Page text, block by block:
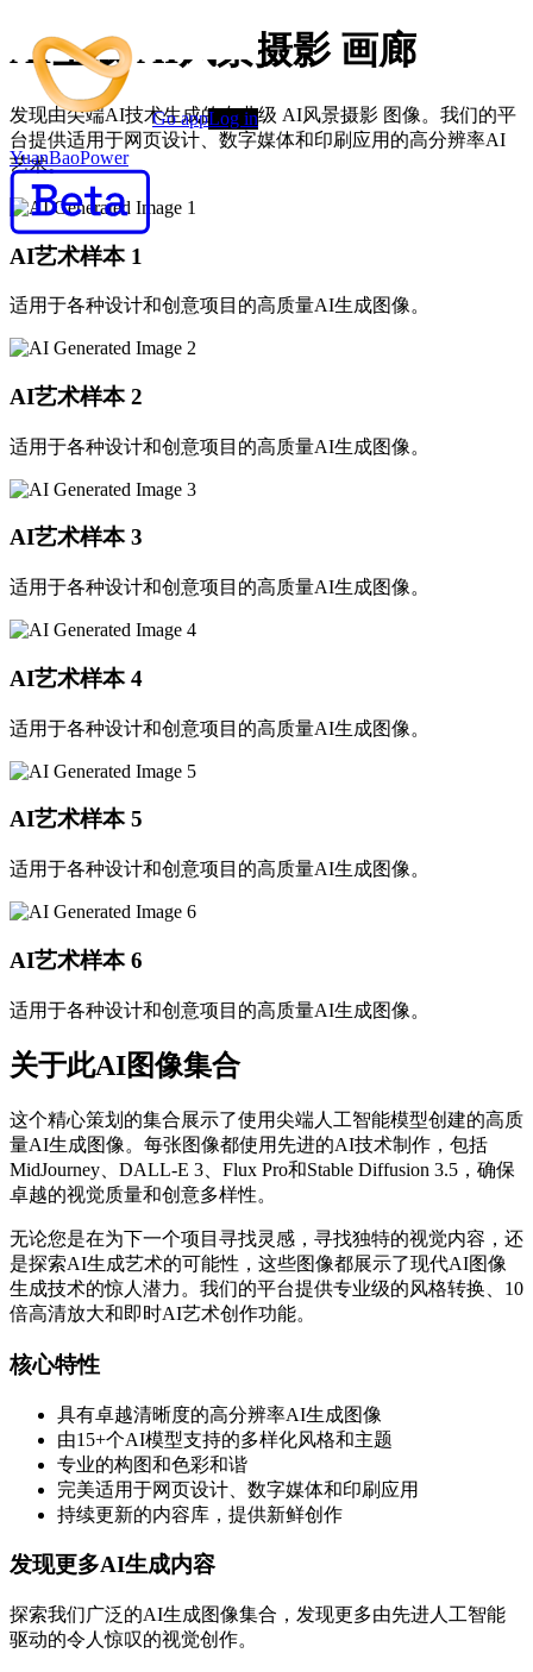
YuanBaoPower
Go appLog in
AI生成 AI风景摄影 画廊
发现由尖端AI技术生成的专业级 AI风景摄影 图像。我们的平
台提供适用于网页设计、数字媒体和印刷应用的高分辨率AI
艺术。
AI艺术样本 1
适用于各种设计和创意项目的高质量AI生成图像。
AI艺术样本 2
适用于各种设计和创意项目的高质量AI生成图像。
AI艺术样本 3
适用于各种设计和创意项目的高质量AI生成图像。
AI艺术样本 4
适用于各种设计和创意项目的高质量AI生成图像。
AI艺术样本 5
适用于各种设计和创意项目的高质量AI生成图像。
AI艺术样本 6
适用于各种设计和创意项目的高质量AI生成图像。
关于此AI图像集合
这个精心策划的集合展示了使用尖端人工智能模型创建的高质
量AI生成图像。每张图像都使用先进的AI技术制作，包括
MidJourney、DALL-E 3、Flux Pro和Stable Diffusion 3.5，确保
卓越的视觉质量和创意多样性。
无论您是在为下一个项目寻找灵感，寻找独特的视觉内容，还
是探索AI生成艺术的可能性，这些图像都展示了现代AI图像
生成技术的惊人潜力。我们的平台提供专业级的风格转换、10
倍高清放大和即时AI艺术创作功能。
核心特性
具有卓越清晰度的高分辨率AI生成图像
由15+个AI模型支持的多样化风格和主题
专业的构图和色彩和谐
完美适用于网页设计、数字媒体和印刷应用
持续更新的内容库，提供新鲜创作
发现更多AI生成内容
探索我们广泛的AI生成图像集合，发现更多由先进人工智能
驱动的令人惊叹的视觉创作。